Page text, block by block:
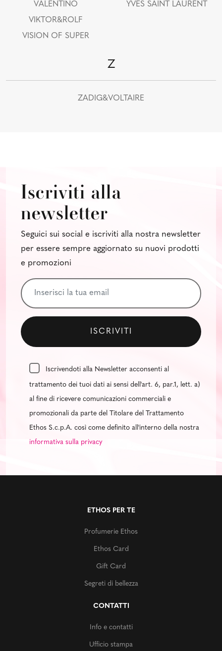
VALENTINO
VIKTOR&ROLF
VISION OF SUPER
YVES SAINT LAURENT
Z
ZADIG&VOLTAIRE
Iscriviti alla
newsletter
Seguici sui social e iscriviti alla nostra newsletter
per essere sempre aggiornato su nuovi prodotti
e promozioni
Iscrivendoti alla Newsletter acconsenti al
trattamento dei tuoi dati ai sensi dell'art. 6, par.1, lett. a)
al fine di ricevere comunicazioni commerciali e
promozionali da parte del Titolare del Trattamento
Ethos S.c.p.A. così come definito all'interno della nostra
informativa sulla privacy
ETHOS PER TE
Profumerie Ethos
Ethos Card
Gift Card
Segreti di bellezza
CONTATTI
Info e contatti
Ufficio stampa